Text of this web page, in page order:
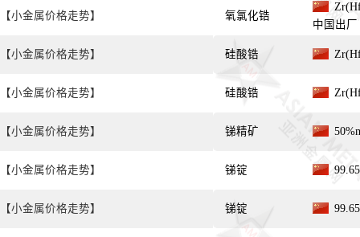
【小金属价格走势】
【小金属价格走势】
【小金属价格走势】
【小金属价格走势】
【小金属价格走势】
【小金属价格走势】
氧氯化锆
中国出厂
硅酸锆
硅酸锆
锑精矿
锑锭
锑锭